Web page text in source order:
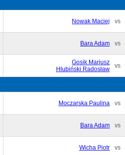
Nowak Maciej vs
Bara Adam vs
Gosik Mariusz
Hlubiński Radosław
vs
Moczarska Paulina vs
Bara Adam vs
Wicha Piotr vs